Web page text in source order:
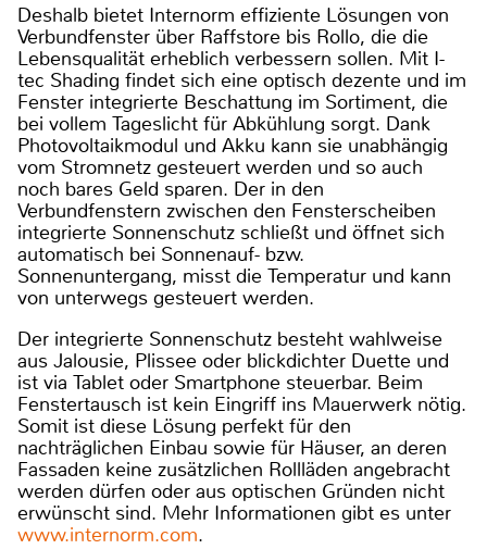
Deshalb bietet Internorm effiziente Lösungen von
Verbundfenster über Raffstore bis Rollo, die die
Lebensqualität erheblich verbessern sollen. Mit I-
tec Shading findet sich eine optisch dezente und im
Fenster integrierte Beschattung im Sortiment, die
bei vollem Tageslicht für Abkühlung sorgt. Dank
Photovoltaikmodul und Akku kann sie unabhängig
vom Stromnetz gesteuert werden und so auch
noch bares Geld sparen. Der in den
Verbundfenstern zwischen den Fensterscheiben
integrierte Sonnenschutz schließt und öffnet sich
automatisch bei Sonnenauf- bzw.
Sonnenuntergang, misst die Temperatur und kann
von unterwegs gesteuert werden.
Der integrierte Sonnenschutz besteht wahlweise
aus Jalousie, Plissee oder blickdichter Duette und
ist via Tablet oder Smartphone steuerbar. Beim
Fenstertausch ist kein Eingriff ins Mauerwerk nötig.
Somit ist diese Lösung perfekt für den
nachträglichen Einbau sowie für Häuser, an deren
Fassaden keine zusätzlichen Rollläden angebracht
werden dürfen oder aus optischen Gründen nicht
erwünscht sind. Mehr Informationen gibt es unter
www.internorm.com.